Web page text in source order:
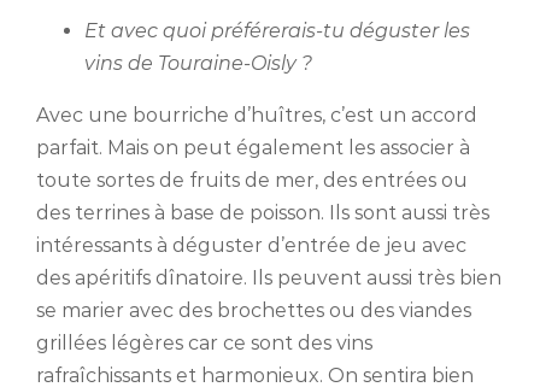
Et avec quoi préférerais-tu déguster les
vins de Touraine-Oisly ?
Avec une bourriche d’huîtres, c’est un accord
parfait. Mais on peut également les associer à
toute sortes de fruits de mer, des entrées ou
des terrines à base de poisson. Ils sont aussi très
intéressants à déguster d’entrée de jeu avec
des apéritifs dînatoire. Ils peuvent aussi très bien
se marier avec des brochettes ou des viandes
grillées légères car ce sont des vins
rafraîchissants et harmonieux. On sentira bien